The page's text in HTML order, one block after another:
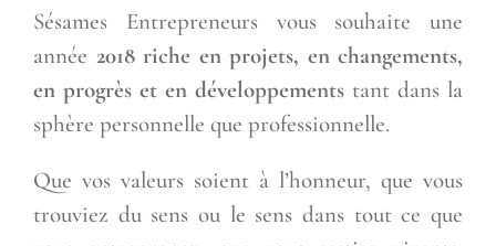
Sésames Entrepreneurs vous souhaite une
année 2018 riche en projets, en changements,
en progrès et en développements tant dans la
sphère personnelle que professionnelle.
Que vos valeurs soient à l’honneur, que vous
trouviez du sens ou le sens dans tout ce que